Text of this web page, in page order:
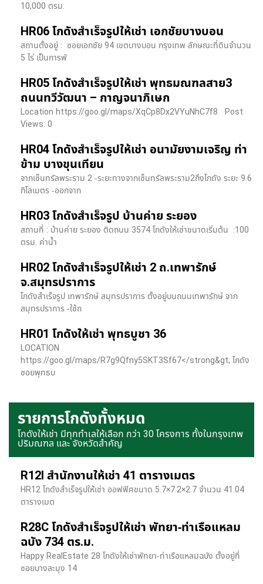
10,000 ตรม.
HR06 โกดังสำเร็จรูปให้เช่า เอกชัยบางบอน
สถานตั้งอยู่ : ซอยเอกชัย 94 เขตบางบอน กรุงเทพ ลักษณะที่ดินจำนวน
5 ไร่ เป็นการพั
HR05 โกดังสำเร็จรูปให้เช่า พุทธมณฑลสาย3
ถนนทวีวัฒนา – กาญจนาภิเษก
Location https://goo.gl/maps/XqCp8Dx2VYuNhC7f8 Post
Views: 0
HR04 โกดังสำเร็จรูปให้เช่า อนามัยงามเจริญ ท่า
ข้าม บางขุนเทียน
จากเซ็นทรัลพระราม 2 -ระยะทางจากเซ็นทรัลพระราม2ถึงโกดัง ระยะ 9.6
กิโลเมตร -ออกจาก
HR03 โกดังสำเร็จรูป บ้านค่าย ระยอง
สถานที่ : บ้านค่าย ระยอง ติดถนน 3574 โกดังให้เช่าขนาดเริ่มต้น :100
ตรม. ค่าน้ำ
HR02 โกดังสำเร็จรูปให้เช่า 2 ถ.เทพารักษ์
จ.สมุทรปราการ
โกดังสำเร็จรูป เทพารักษ์ สมุทรปราการ ตั้งอยู่บนถนนเทพารักษ์ จาก
สมุทรปราการ -ใช้ถ
HR01 โกดังให้เช่า พุทธบูชา 36
LOCATION
https://goo.gl/maps/R7g9Qfny5SKT3Sf67</strong&gt; โกดัง
ซอยพุทธบ
รายการโกดังทั้งหมด
โกดังให้เช่า มีทุกทำเลให้เลือก กว่า 30 โครงการ ทั้งในกรุงเทพ
ปริมณฑล และ จังหวัดสำคัญ
R12I สำนักงานให้เช่า 41 ตารางเมตร
HR12 โกดังสำเร็จรูปให้เช่า ออฟฟิศขนาด 5.7×7.2×2.7 จำนวน 41.04
ตารางเมต
R28C โกดังสำเร็จรูปให้เช่า พัทยา-ท่าเรือแหลม
ฉบัง 734 ตร.ม.
Happy RealEstate 28 โกดังให้เช่าพัทยา-ท่าเรือแหลมฉบัง ตั้งอยู่ที่
ซอยบางละมุง 14